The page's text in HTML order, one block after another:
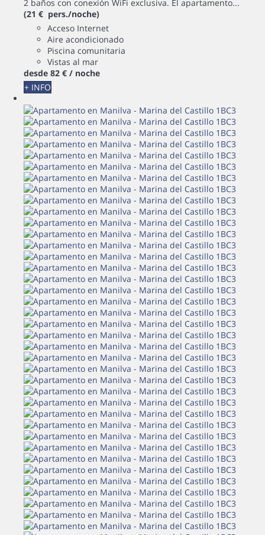
2 baños con conexión WiFi exclusiva. El apartamento...
(21 € pers./noche)
Acceso Internet
Aire acondicionado
Piscina comunitaria
Vistas al mar
desde 82 € / noche
+ INFO